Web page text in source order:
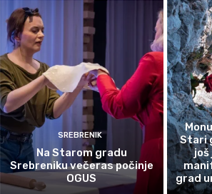
SREBRENIK
Na Starom gradu
Srebreniku večeras počinje
OGUS
Stari
još
grad